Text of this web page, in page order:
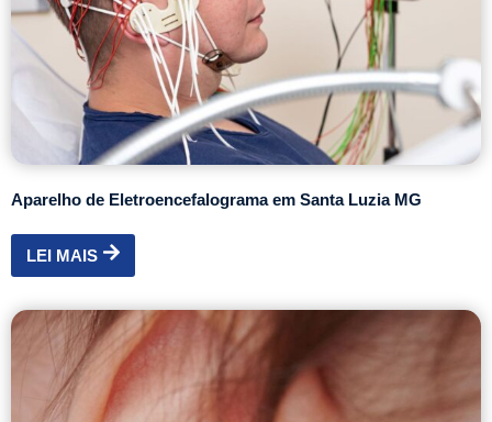
Aparelho de Eletroencefalograma em Santa Luzia MG
LEI MAIS